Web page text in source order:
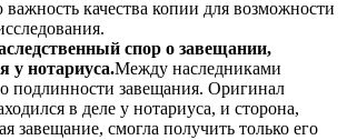
качества копии для возможности
спор о завещании,
у нотариуса.Между наследниками
подлинности завещания. Оригинал
в деле у нотариуса, и сторона,
завещание, смогла получить только его